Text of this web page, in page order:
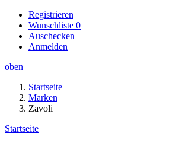
Registrieren
Wunschliste 0
Auschecken
Anmelden
oben
Startseite
Marken
Zavoli
Startseite